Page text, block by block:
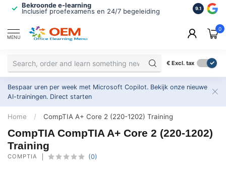
Bekroonde e-learning
Inclusief proefexamens en 24/7 begeleiding
ISO
2.500+
9.1
MENU
0
€ Excl. tax
Bespaar uren per week met Microsoft Copilot. Bekijk onze nieuwe
AI-trainingen. Direct starten
Home / CompTIA A+ Core 2 (220-1202) Training
CompTIA CompTIA A+ Core 2 (220-1202)
Training
COMPTIA (0)